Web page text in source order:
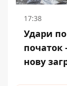
17:38
Удари
початок
нову